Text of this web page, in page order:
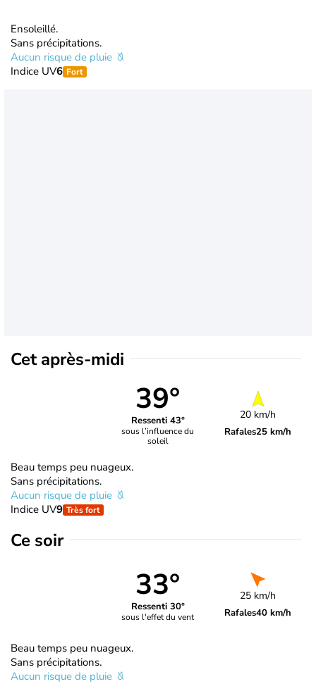
Ensoleillé.
Sans précipitations.
Aucun risque de pluie
Indice UV6 Fort
Cet après-midi
39°
Ressenti 43°
sous l’influence du
soleil
20 km/h
Rafales25 km/h
Beau temps peu nuageux.
Sans précipitations.
Aucun risque de pluie
Indice UV9 Très fort
Ce soir
33°
Ressenti 30°
sous l'effet du vent
25 km/h
Rafales40 km/h
Beau temps peu nuageux.
Sans précipitations.
Aucun risque de pluie